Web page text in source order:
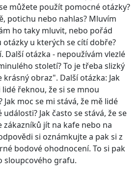
můžete použít pomocné otázky?
potichu nebo nahlas? Mluvím
ho taky mluvit, nebo pořád
otázky u kterých se cítí dobře?
Další otázka - nepoužívám vlezlé
století? To je třeba slizký
obraz". Další otázka: Jak
lidé řeknou, že si se mnou
moc se mi stává, že mě lidé
Jak často se stává, že se
zákazníků jít na kafe nebo na
si oznámkujte a pak si z
bodové ohodnocení. To si pak
sloupcového grafu.